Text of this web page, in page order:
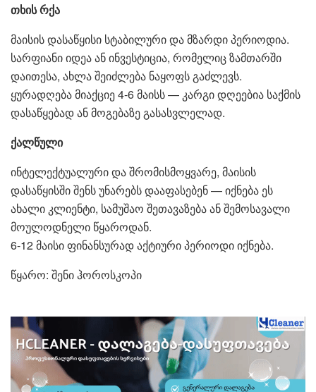
თხის რქა
მაისის დასაწყისი სტაბილური და მზარდი პერიოდია.
სარფიანი იდეა ან ინვესტიცია, რომელიც ზამთარში
დაითესა, ახლა შეიძლება ნაყოფს გაძლევს.
ყურადღება მიაქციე 4-6 მაისს — კარგი დღეებია საქმის
დასაწყებად ან მოგებაზე გასასვლელად.
ქალწული
ინტელექტუალური და შრომისმოყვარე, მაისის
დასაწყისში შენს უნარებს დააფასებენ — იქნება ეს
ახალი კლიენტი, სამუშაო შეთავაზება ან შემოსავალი
მოულოდნელი წყაროდან.
6-12 მაისი ფინანსურად აქტიური პერიოდი იქნება.
წყარო: შენი ჰოროსკოპი